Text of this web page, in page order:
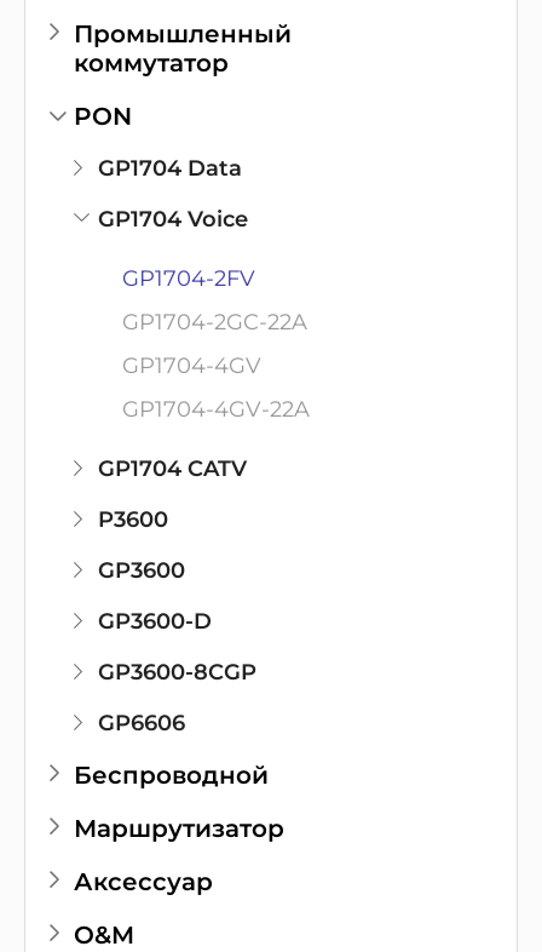
Промышленный
коммутатор
PON
GP1704 Data
GP1704 Voice
GP1704-2FV
GP1704-2GC-22A
GP1704-4GV
GP1704-4GV-22A
GP1704 CATV
P3600
GP3600
GP3600-D
GP3600-8CGP
GP6606
Беспроводной
Маршрутизатор
Аксессуар
O&M